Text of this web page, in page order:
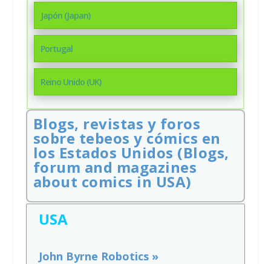
Japón (Japan)
Portugal
Reino Unido (UK)
Blogs, revistas y foros
sobre tebeos y cómics en
los Estados Unidos (Blogs,
forum and magazines
about comics in USA)
USA
John Byrne Robotics »